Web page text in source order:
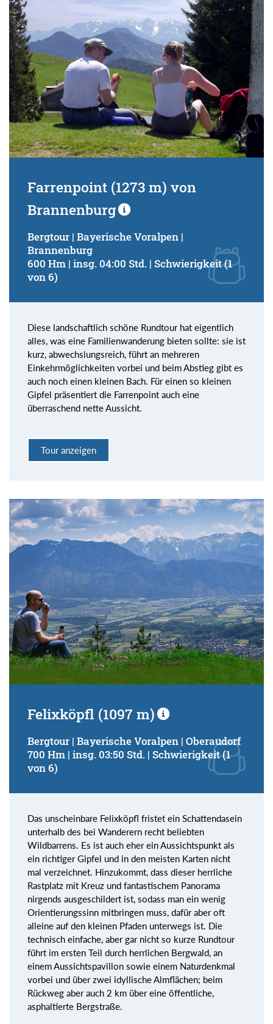
Farrenpoint (1273 m) von
Brannenburg
Bergtour | Bayerische Voralpen |
Brannenburg
600 Hm | insg. 04:00 Std. | Schwierigkeit (1
von 6)
Diese landschaftlich schöne Rundtour hat eigentlich
alles, was eine Familienwanderung bieten sollte: sie ist
kurz, abwechslungsreich, führt an mehreren
Einkehrmöglichkeiten vorbei und beim Abstieg gibt es
auch noch einen kleinen Bach. Für einen so kleinen
Gipfel präsentiert die Farrenpoint auch eine
überraschend nette Aussicht.
Tour anzeigen
Felixköpfl (1097 m)
Bergtour | Bayerische Voralpen | Oberaudorf
700 Hm | insg. 03:50 Std. | Schwierigkeit (1
von 6)
Das unscheinbare Felixköpfl fristet ein Schattendasein
unterhalb des bei Wanderern recht beliebten
Wildbarrens. Es ist auch eher ein Aussichtspunkt als
ein richtiger Gipfel und in den meisten Karten nicht
mal verzeichnet. Hinzukommt, dass dieser herrliche
Rastplatz mit Kreuz und fantastischem Panorama
nirgends ausgeschildert ist, sodass man ein wenig
Orientierungssinn mitbringen muss, dafür aber oft
alleine auf den kleinen Pfaden unterwegs ist. Die
technisch einfache, aber gar nicht so kurze Rundtour
führt im ersten Teil durch herrlichen Bergwald, an
einem Aussichtspavillon sowie einem Naturdenkmal
vorbei und über zwei idyllische Almflächen; beim
Rückweg aber auch 2 km über eine öffentliche,
asphaltierte Bergstraße.